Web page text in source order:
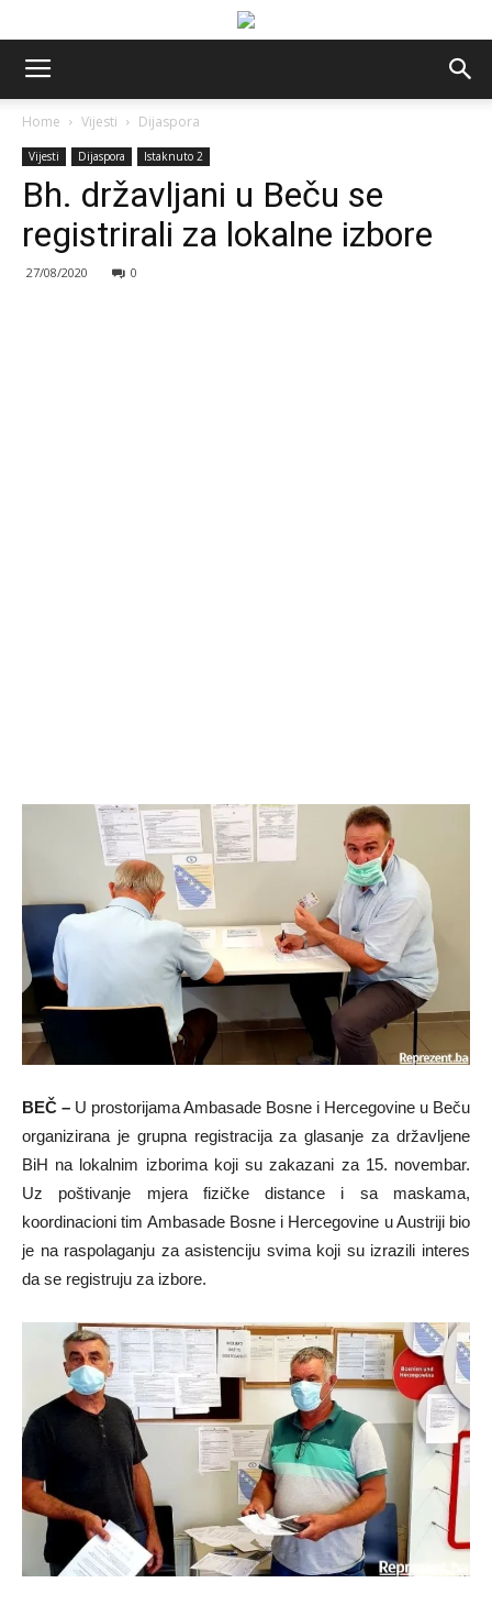
Home Vijesti Dijaspora
Vijesti Dijaspora Istaknuto 2
Bh. državljani u Beču se
registrirali za lokalne izbore
27/08/2020 0
BEČ – U prostorijama Ambasade Bosne i Hercegovine u Beču
organizirana je grupna registracija za glasanje za državljene
BiH na lokalnim izborima koji su zakazani za 15. novembar.
Uz poštivanje mjera fizičke distance i sa maskama,
koordinacioni tim Ambasade Bosne i Hercegovine u Austriji bio
je na raspolaganju za asistenciju svima koji su izrazili interes
da se registruju za izbore.